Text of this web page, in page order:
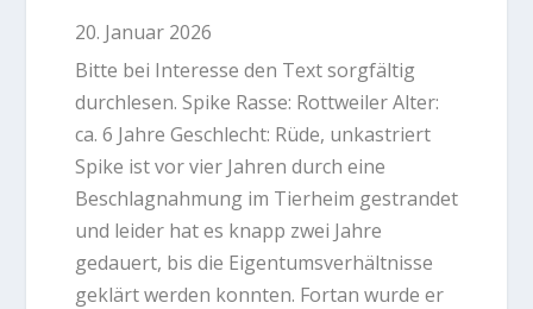
20. Januar 2026
Bitte bei Interesse den Text sorgfältig
durchlesen. Spike Rasse: Rottweiler Alter:
ca. 6 Jahre Geschlecht: Rüde, unkastriert
Spike ist vor vier Jahren durch eine
Beschlagnahmung im Tierheim gestrandet
und leider hat es knapp zwei Jahre
gedauert, bis die Eigentumsverhältnisse
geklärt werden konnten. Fortan wurde er